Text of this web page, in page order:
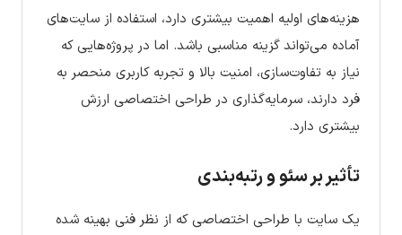
هزینه‌های اولیه اهمیت بیشتری دارد، استفاده از سایت‌های
آماده می‌تواند گزینه مناسبی باشد. اما در پروژه‌هایی که
نیاز به تفاوت‌سازی، امنیت بالا و تجربه کاربری منحصر به
فرد دارند، سرمایه‌گذاری در طراحی اختصاصی ارزش
بیشتری دارد.
تأثیر بر سئو و رتبه‌بندی
یک سایت با طراحی اختصاصی که از نظر فنی بهینه شده